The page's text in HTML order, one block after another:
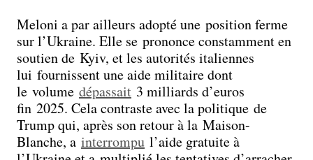
Meloni a par ailleurs adopté une position ferme
sur l’Ukraine. Elle se prononce constamment en
soutien de Kyiv, et les autorités italiennes
lui fournissent une aide militaire dont
le volume dépassait 3 milliards d’euros
fin 2025. Cela contraste avec la politique de
Trump qui, après son retour à la Maison-
Blanche, a interrompu l’aide gratuite à